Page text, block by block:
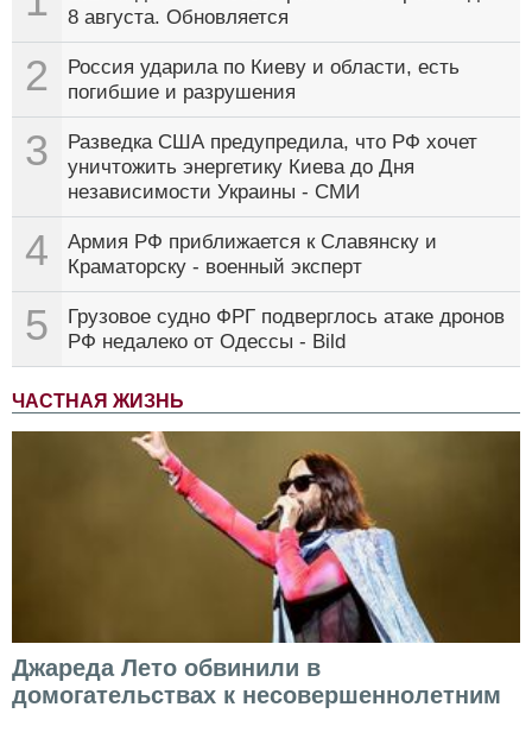
8 августа. Обновляется
2
Россия ударила по Киеву и области, есть
погибшие и разрушения
3
Разведка США предупредила, что РФ хочет
уничтожить энергетику Киева до Дня
независимости Украины - СМИ
4
Армия РФ приближается к Славянску и
Краматорску - военный эксперт
5
Грузовое судно ФРГ подверглось атаке дронов
РФ недалеко от Одессы - Bild
ЧАСТНАЯ ЖИЗНЬ
Джареда Лето обвинили в
домогательствах к несовершеннолетним